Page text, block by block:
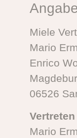
Miele
Mario
Enrico
06526
Mario